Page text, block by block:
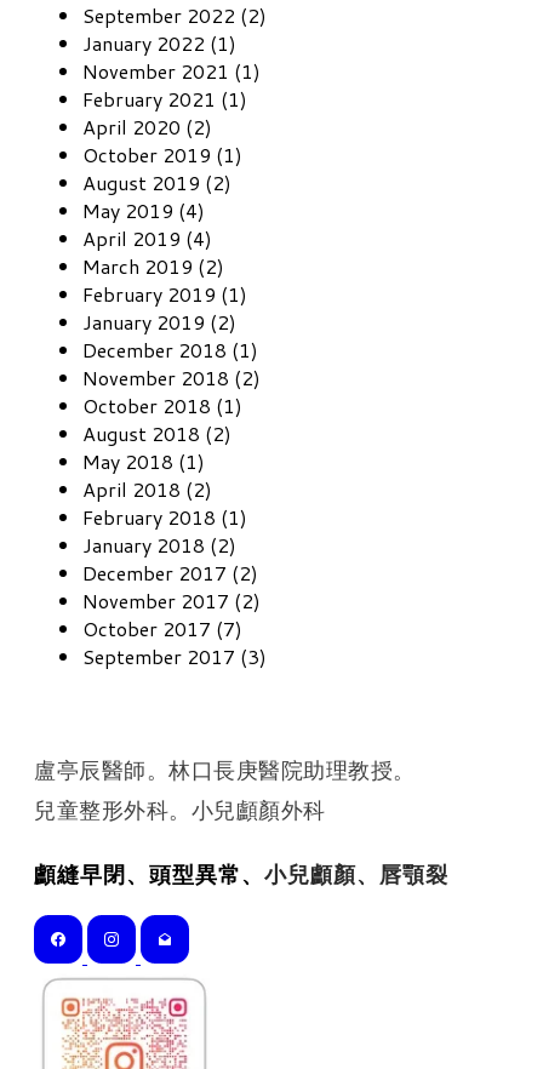
September 2022 (2)
January 2022 (1)
November 2021 (1)
February 2021 (1)
April 2020 (2)
October 2019 (1)
August 2019 (2)
May 2019 (4)
April 2019 (4)
March 2019 (2)
February 2019 (1)
January 2019 (2)
December 2018 (1)
November 2018 (2)
October 2018 (1)
August 2018 (2)
May 2018 (1)
April 2018 (2)
February 2018 (1)
January 2018 (2)
December 2017 (2)
November 2017 (2)
October 2017 (7)
September 2017 (3)
盧亭辰醫師。林口長庚醫院助理教授。
​兒童整形外科。小兒顱顏外科
顱縫早閉、頭型異常、 小兒顱顏、唇顎裂